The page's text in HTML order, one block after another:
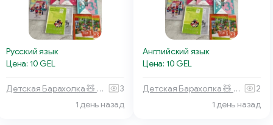
Русский язык
Цена: 10 GEL
Детская Барахолка 🧸 Батуми
3
1 день назад
Английский язык
Цена: 10 GEL
Детская Барахолка 🧸 Батуми
2
1 день назад